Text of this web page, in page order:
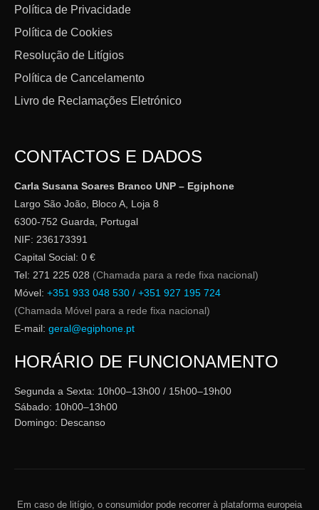
Política de Privacidade
Política de Cookies
Resolução de Litígios
Política de Cancelamento
Livro de Reclamações Eletrónico
CONTACTOS E DADOS
Carla Susana Soares Branco UNP – Egiphone
Largo São João, Bloco A, Loja 8
6300-752 Guarda, Portugal
NIF: 236173391
Capital Social: 0 €
Tel: 271 225 028 (Chamada para a rede fixa nacional)
Móvel: +351 933 048 530 / +351 927 195 724
(Chamada Móvel para a rede fixa nacional)
E-mail: geral@egiphone.pt
HORÁRIO DE FUNCIONAMENTO
Segunda a Sexta: 10h00–13h00 / 15h00–19h00
Sábado: 10h00–13h00
Domingo: Descanso
Em caso de litígio, o consumidor pode recorrer à plataforma europeia